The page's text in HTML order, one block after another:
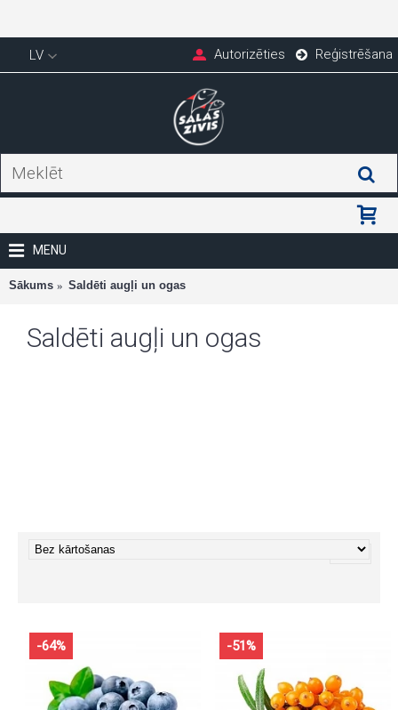
LV Autorizēties Reģistrēšana
MENU
Sākums Saldēti augļi un ogas
Saldēti augļi un ogas
-64% -51%